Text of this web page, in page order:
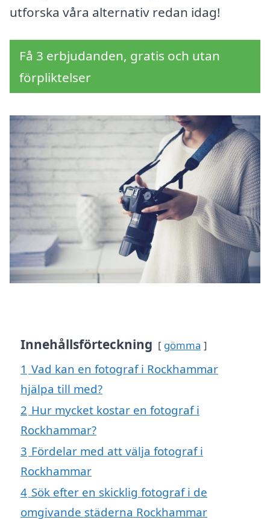
utforska våra alternativ redan idag!
Få 3 erbjudanden, gratis och utan
förpliktelser
Innehållsförteckning gömma
1 Vad kan en fotograf i Rockhammar
hjälpa till med?
2 Hur mycket kostar en fotograf i
Rockhammar?
3 Fördelar med att välja fotograf i
Rockhammar
4 Sök efter en skicklig fotograf i de
omgivande städerna Rockhammar